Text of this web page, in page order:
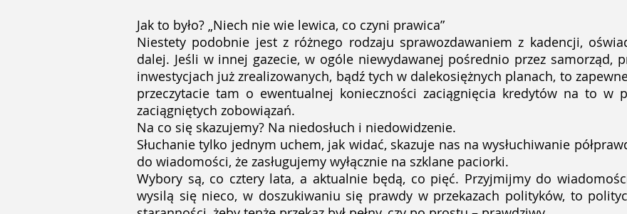
Jak to było? „Niech nie wie lewica, co czyni prawica”
Niestety podobnie jest z różnego rodzaju sprawozdawaniem z kadencji,
dalej. Jeśli w innej gazecie, w ogóle niewydawanej pośrednio przez samorząd,
inwestycjach już zrealizowanych, bądź tych w dalekosiężnych planach, to
przeczytacie tam o ewentualnej konieczności zaciągnięcia kredytów na to w
zaciągniętych zobowiązań.
Na co się skazujemy? Na niedosłuch i niedowidzenie.
Słuchanie tylko jednym uchem, jak widać, skazuje nas na wysłuchiwanie
do wiadomości, że zasługujemy wyłącznie na szklane paciorki.
Wybory są, co cztery lata, a aktualnie będą, co pięć. Przyjmijmy do
wysilą się nieco, w doszukiwaniu się prawdy w przekazach polityków, to